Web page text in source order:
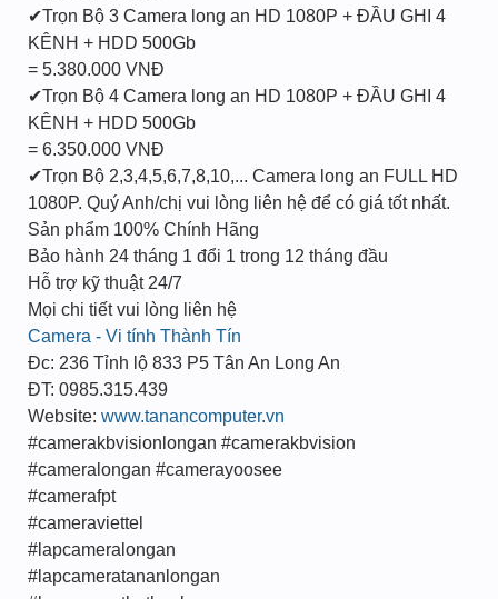
✔Trọn Bộ 3 Camera long an HD 1080P + ĐẦU GHI 4
KÊNH + HDD 500Gb
= 5.380.000 VNĐ
✔Trọn Bộ 4 Camera long an HD 1080P + ĐẦU GHI 4
KÊNH + HDD 500Gb
= 6.350.000 VNĐ
✔Trọn Bộ 2,3,4,5,6,7,8,10,... Camera long an FULL HD
1080P. Quý Anh/chị vui lòng liên hệ để có giá tốt nhất.
Sản phẩm 100% Chính Hãng
Bảo hành 24 tháng 1 đổi 1 trong 12 tháng đầu
Hỗ trợ kỹ thuật 24/7
Mọi chi tiết vui lòng liên hệ
Camera - Vi tính Thành Tín
Đc: 236 Tỉnh lộ 833 P5 Tân An Long An
ĐT: 0985.315.439
Website: www.tanancomputer.vn
#camerakbvisionlongan #camerakbvision
#cameralongan #camerayoosee
#camerafpt
#cameraviettel
#lapcameralongan
#lapcameratananlongan